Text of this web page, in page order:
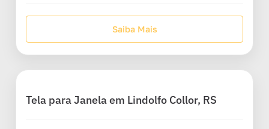
Saiba Mais
Tela para Janela em Lindolfo Collor, RS